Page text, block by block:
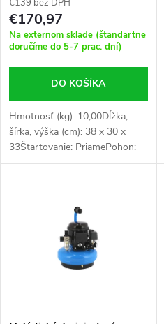
r
o
d
u
r
o
d
u
k
€139 bez DPH
€170,97
Na externom sklade (štandartne
doručíme do 5-7 prac. dní)
DO KOŠÍKA
Hmotnosť (kg): 10,00Dĺžka,
šírka, výška (cm): 38 x 30 x
33Štartovanie: PriamePohon:
1:1 priamy pohonPočet piestov: